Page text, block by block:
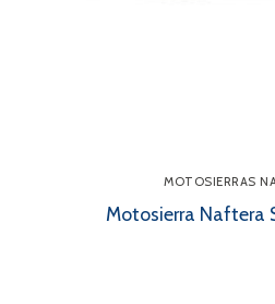
MOTOSIERRAS
Motosierra Naftera